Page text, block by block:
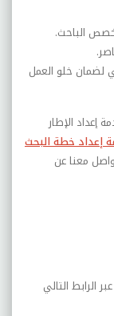
الباحث.
لضمان خلو العمل
إعداد الإطار
إعداد خطة البحث
معنا عن
الرابط التالي